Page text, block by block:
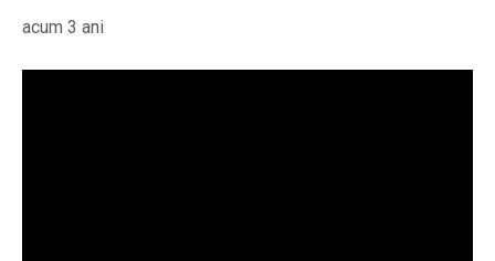
acum 3 ani